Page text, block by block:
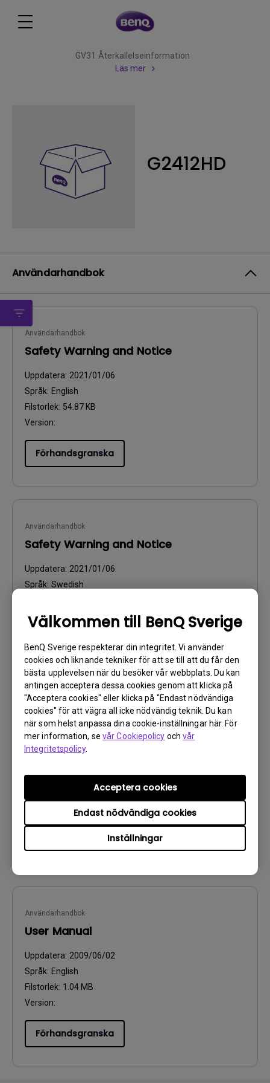
Välkommen till BenQ Sverige
BenQ Sverige respekterar din integritet. Vi använder
cookies och liknande tekniker för att se till att du får den
bästa upplevelsen när du besöker vår webbplats. Du kan
antingen acceptera dessa cookies genom att klicka på
"Acceptera cookies" eller klicka på "Endast nödvändiga
cookies" för att vägra all icke nödvändig teknik. Du kan
när som helst anpassa dina cookie-inställningar här. För
mer information, se vår Cookiepolicy ochvår
Integritetspolicy.
Inställningar
Endast nödvändiga cookies
Acceptera cookies
GV31 Återkallelseinformation
Läs mer
G2412HD
Användarhandbok
Användarhandbok
Safety Warning and Notice
Uppdatera: 2021/01/06
Språk: English
Filstorlek: 54.87 KB
Version:
Förhandsgranska
Användarhandbok
Safety Warning and Notice
Uppdatera: 2021/01/06
Språk: Swedish
Version:
Förhandsgranska
Användarhandbok
Användarhandbok
Språk:Swedish
Förhandsgranska
Användarhandbok
User Manual
Uppdatera: 2009/06/02
Språk: English
Filstorlek: 1.04 MB
Version:
Förhandsgranska